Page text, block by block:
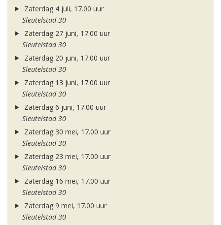
Zaterdag 4 juli, 17.00 uur
Sleutelstad 30
Zaterdag 27 juni, 17.00 uur
Sleutelstad 30
Zaterdag 20 juni, 17.00 uur
Sleutelstad 30
Zaterdag 13 juni, 17.00 uur
Sleutelstad 30
Zaterdag 6 juni, 17.00 uur
Sleutelstad 30
Zaterdag 30 mei, 17.00 uur
Sleutelstad 30
Zaterdag 23 mei, 17.00 uur
Sleutelstad 30
Zaterdag 16 mei, 17.00 uur
Sleutelstad 30
Zaterdag 9 mei, 17.00 uur
Sleutelstad 30